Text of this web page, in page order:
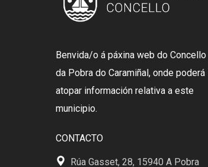
Benvida/o á páxina web do Concello
da Pobra do Caramiñal, onde poderá
atopar información relativa a este
municipio.
CONTACTO
Rúa Gasset, 28, 15940 A Pobra